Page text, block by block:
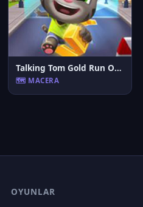
Talking Tom Gold Run Online
🗺️ MACERA
OYUNLAR